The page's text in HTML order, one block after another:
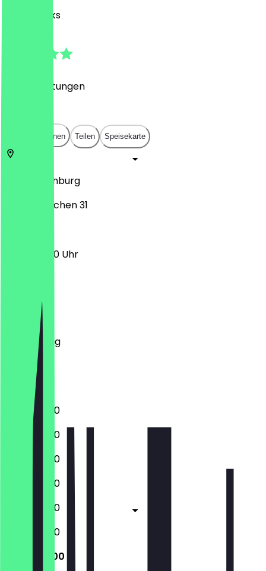
Café, Drinks
Bewertungen
In App öffnen Teilen Speisekarte
Hamburg
Große Bleichen 31
13:00 - 17:00 Uhr
Dienstag
Mittwoch
Donnerstag
Freitag
Samstag
Sonntag
10:00 - 18:00
10:00 - 18:00
10:00 - 18:00
10:00 - 18:00
10:00 - 18:00
10:00 - 18:00
13:00 - 17:00